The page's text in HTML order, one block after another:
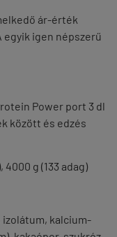
ár-érték
egyik igen népszerű
Power port 3 dl
között és edzés
4000 g (133 adag)
kalcium-